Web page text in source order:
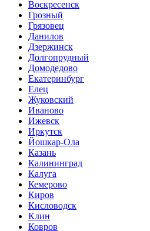
Воскресенск
Грозный
Грязовец
Данилов
Дзержинск
Долгопрудный
Домодедово
Екатеринбург
Елец
Жуковский
Иваново
Ижевск
Иркутск
Йошкар-Ола
Казань
Калининград
Калуга
Кемерово
Киров
Кисловодск
Клин
Ковров